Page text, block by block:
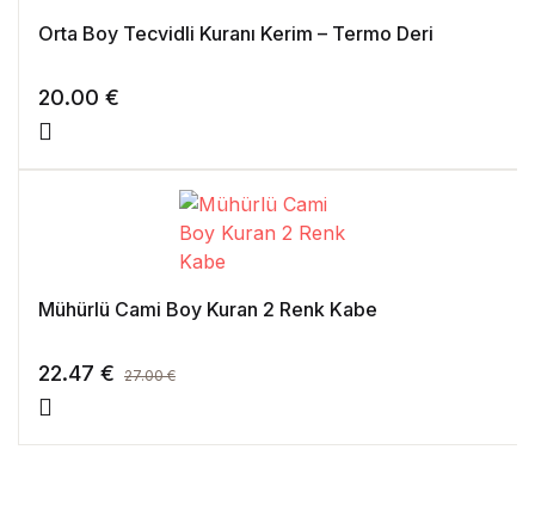
Orta Boy Tecvidli Kuranı Kerim – Termo Deri
20.00 €
Mühürlü Cami Boy Kuran 2 Renk Kabe
22.47 € 27.00€